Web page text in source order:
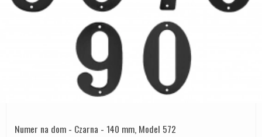
Numer na dom - Czarna - 140 mm, Model 572